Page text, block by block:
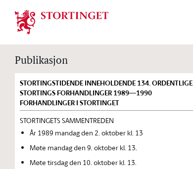
Stortinget.no
Publikasjon
STORTINGSTIDENDE INNEHOLDENDE 134. ORDENTLIGE
STORTINGS FORHANDLINGER 1989—1990
FORHANDLINGER I STORTINGET
STORTINGETS SAMMENTREDEN
År 1989 mandag den 2. oktober kl. 13
Møte mandag den 9. oktober kl. 13.
Møte tirsdag den 10. oktober kl. 13.